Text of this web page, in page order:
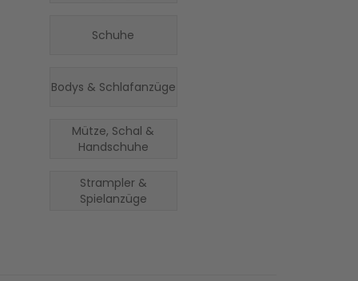
Schuhe
Bodys & Schlafanzüge
Mütze, Schal &
Handschuhe
Strampler &
Spielanzüge